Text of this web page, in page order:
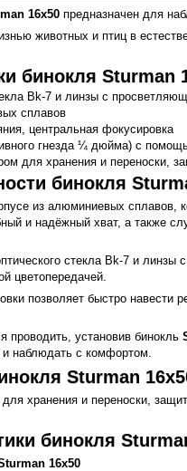
16x50 предназначен для
животных и птиц в
бинокля Sturman
Bk-7 и линзы с
сплавов
центральная фокусировка
гнезда ¼ дюйма) с
для хранения и
бинокля
из алюминиевых сплавов,
и надёжный хват, а также
стекла Bk-7 и
цветопередачей.
позволяет быстро навести
проводить, установив бинокль
и наблюдать с комфортом.
Sturman
хранения и переноски,
бинокля
16x50